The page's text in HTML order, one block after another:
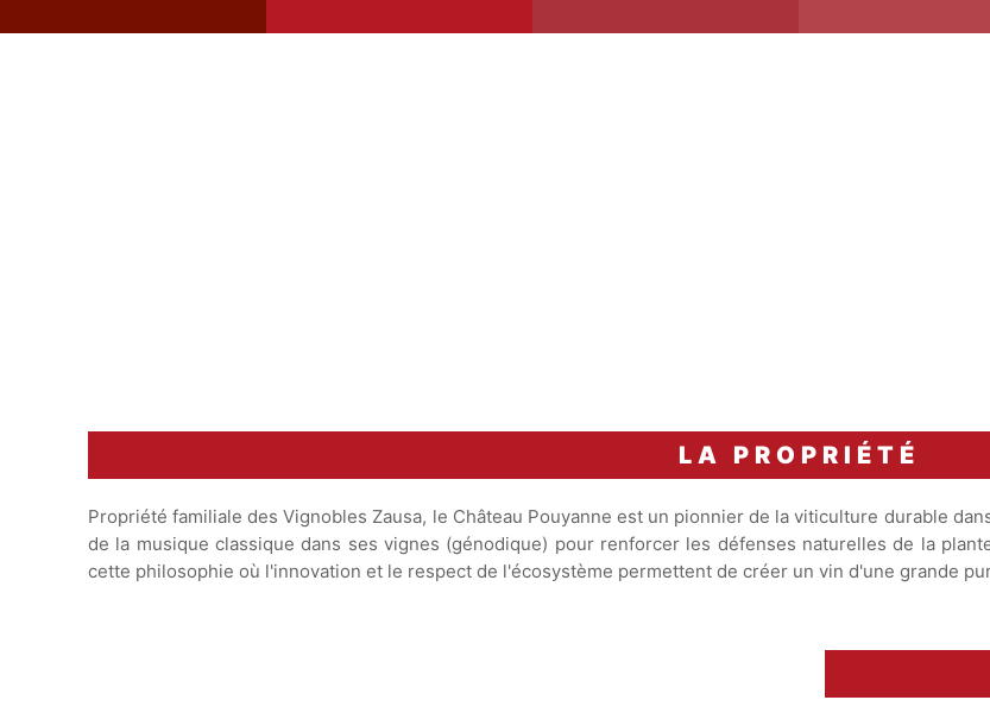
LA PROPRIÉTÉ
Propriété familiale des Vignobles Zausa, le Château Pouyanne est un pionnier de la viticulture durable
de la musique classique dans ses vignes (génodique) pour renforcer les défenses naturelles de la
cette philosophie où l'innovation et le respect de l'écosystème permettent de créer un vin d'une grande